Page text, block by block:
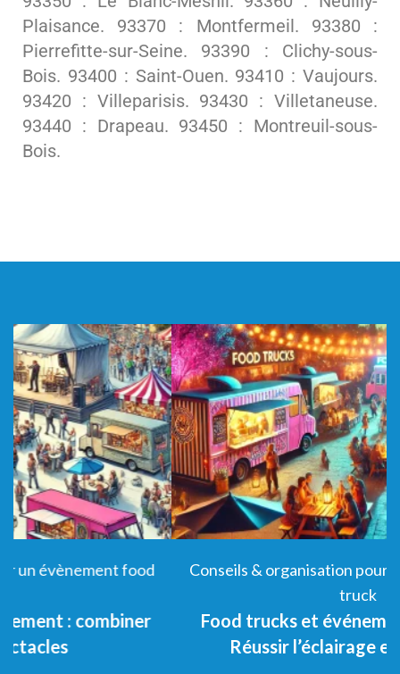
Plaisance. 93370 : Montfermeil. 93380 :
Pierrefitte-sur-Seine. 93390 : Clichy-sous-
Bois. 93400 : Saint-Ouen. 93410 : Vaujours.
93420 : Villeparisis. 93430 : Villetaneuse.
93440 : Drapeau. 93450 : Montreuil-sous-
Bois.
Conseils & organisation pour un évènement food
Food trucks et événements nocturnes :
Réussir l’éclairage et l’ambiance